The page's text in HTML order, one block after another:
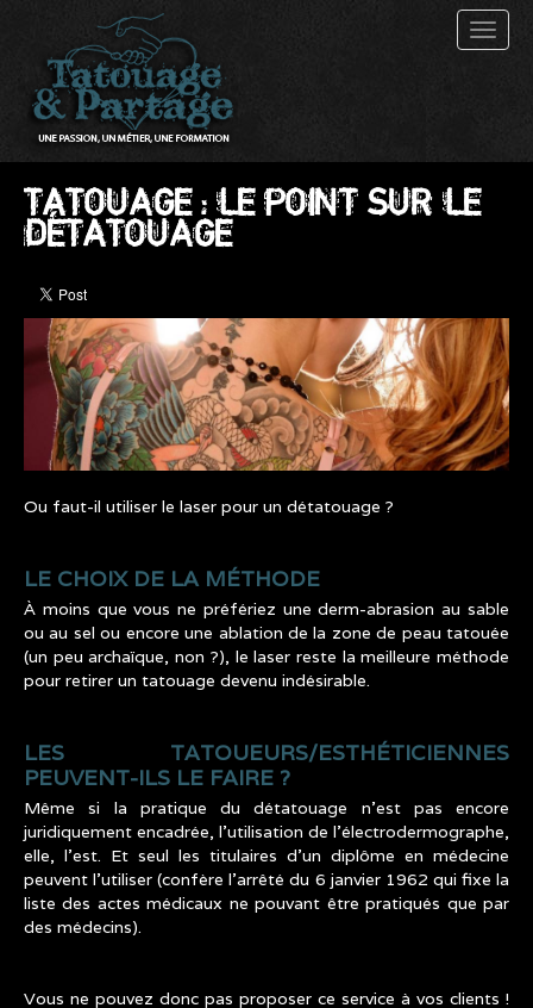
TATOUAGE : LE POINT SUR LE
DÉTATOUAGE
Ou faut-il utiliser le laser pour un détatouage ?
LE CHOIX DE LA MÉTHODE
À moins que vous ne préfériez une derm-abrasion au sable
ou au sel ou encore une ablation de la zone de peau tatouée
(un peu archaïque, non ?), le laser reste la meilleure méthode
pour retirer un tatouage devenu indésirable.
LES TATOUEURS/ESTHÉTICIENNES
PEUVENT-ILS LE FAIRE ?
Même si la pratique du détatouage n’est pas encore
juridiquement encadrée, l’utilisation de l’électrodermographe,
elle, l’est. Et seul les titulaires d’un diplôme en médecine
peuvent l’utiliser (confère l’arrêté du 6 janvier 1962 qui fixe la
liste des actes médicaux ne pouvant être pratiqués que par
des médecins).
Vous ne pouvez donc pas proposer ce service à vos clients !